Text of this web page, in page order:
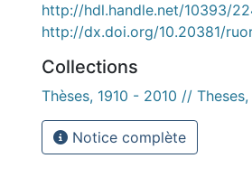
http://hdl.handle.net/10393/
http://dx.doi.org/10.20381/
Collections
Thèses, 1910 - 2010 //
Notice complète